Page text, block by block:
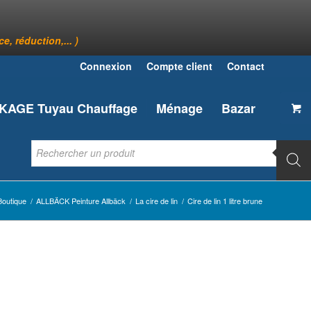
réduction,... )
Connexion
Compte client Contact
Tuyau Chauffage Ménage Bazar
/ ALLBÄCK Peinture Allbäck / La cire de lin / Cire de lin 1 litre brune